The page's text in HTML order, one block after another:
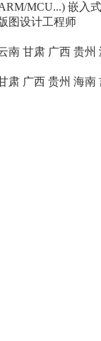
MCU...) 嵌入
图设计工程师
南 甘肃 广西 贵州
肃 广西 贵州 海南